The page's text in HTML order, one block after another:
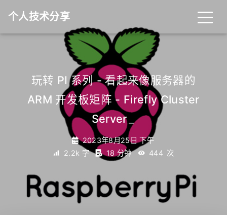
个人技术分享
关于
搜索
玩转 PI 系列 - 看起来像服务器的
ARM 开发板矩阵 - Firefly Cluster
Server
2023年8月25日 下午
2.2k 字
18 分钟 444 次